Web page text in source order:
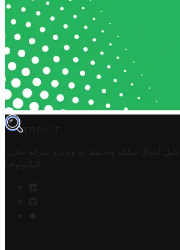
TROVIT
أعمال تملكه وتحتفظ به وتديره
شركة مخزن
التكنولوجيا